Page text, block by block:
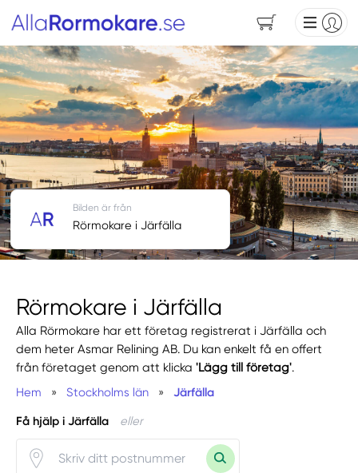
Rörmokare i Järfälla
Alla Rörmokare har ett företag registrerat i Järfälla och
dem heter Asmar Relining AB. Du kan enkelt få en offert
från företaget genom att klicka'Lägg till företag'.
Hem
» Stockholms län » Järfälla
Få hjälp i Järfälla eller
Bilden är från
Rörmokare i Järfälla